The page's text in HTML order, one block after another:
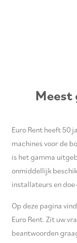
Meest
Euro Rent heeft 50
machines voor de
is het gamma
onmiddellijk
installateurs en
Op deze pagina
Euro Rent. Zit uw
beantwoorden